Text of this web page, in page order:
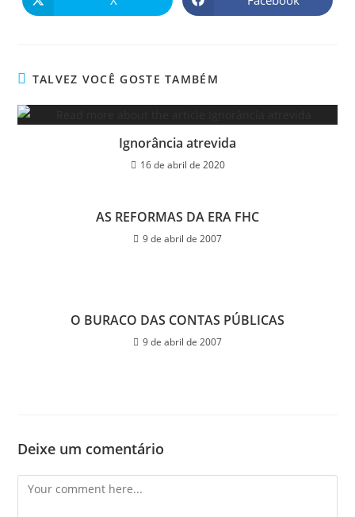
TALVEZ VOCÊ GOSTE TAMBÉM
Ignorância atrevida
16 de abril de 2020
AS REFORMAS DA ERA FHC
9 de abril de 2007
O BURACO DAS CONTAS PÚBLICAS
9 de abril de 2007
Deixe um comentário